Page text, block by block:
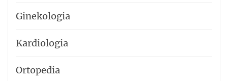
Ginekologia
Kardiologia
Ortopedia